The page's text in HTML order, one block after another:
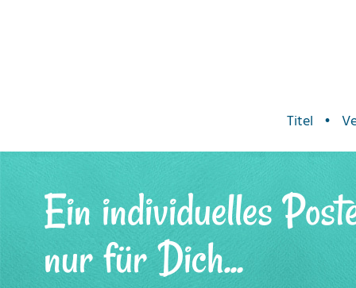
Titel •
Ein individuelles
nur für Dich...